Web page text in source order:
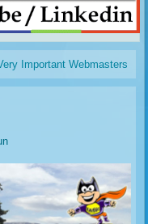
Important Webmasters